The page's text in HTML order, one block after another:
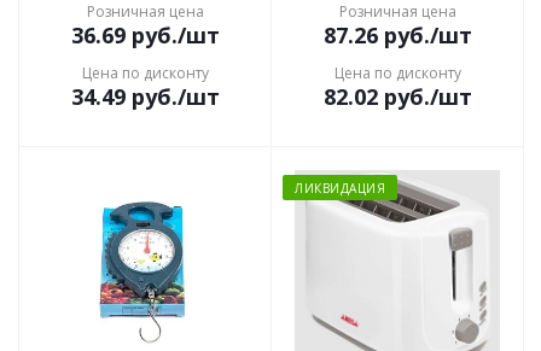
Розничная цена
36.69руб./шт
Цена по дисконту
34.49руб./шт
Розничная цена
87.26руб./шт
Цена по дисконту
82.02руб./шт
ЛИКВИДАЦИЯ